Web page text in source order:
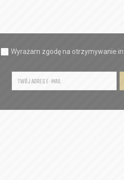
Wyrażam zgodę na otrzymywanie